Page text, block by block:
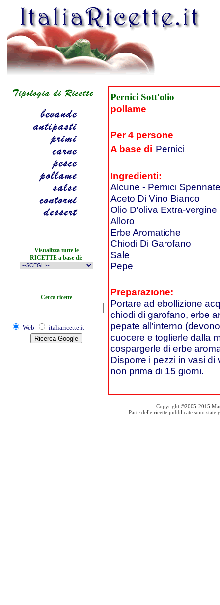
Visualizza tutte le
RICETTE a base di:
Cerca ricette
Web italiaricette.it
Pernici Sott'olio
pollame
Per 4 persone
A base di Pernici
Ingredienti:
Alcune - Pernici
Aceto Di Vino Bianco
Olio D'oliva Extra-vergine
Alloro
Erbe Aromatiche
Chiodi Di Garofano
Sale
Pepe
Preparazione:
Portare ad ebollizione
chiodi di garofano, erbe
pepate all'interno
cuocere e toglierle dalla
cospargerle di erbe
Disporre i pezzi in vasi di
non prima di 15 giorni.
Copyright ©2005-2015
Parte delle ricette pubblicate sono state